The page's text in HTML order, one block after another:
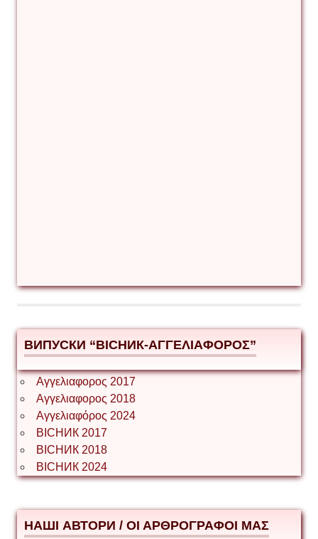
ВИПУСКИ “ВІСНИК-ΑΓΓΕΛΙΑΦΟΡΟΣ”
Αγγελιαφορος 2017
Αγγελιαφορος 2018
Αγγελιαφόρος 2024
ВІСНИК 2017
ВІСНИК 2018
ВІСНИК 2024
НАШІ АВТОРИ / ΟΙ ΑΡΘΡΟΓΡΑΦΟΙ ΜΑΣ